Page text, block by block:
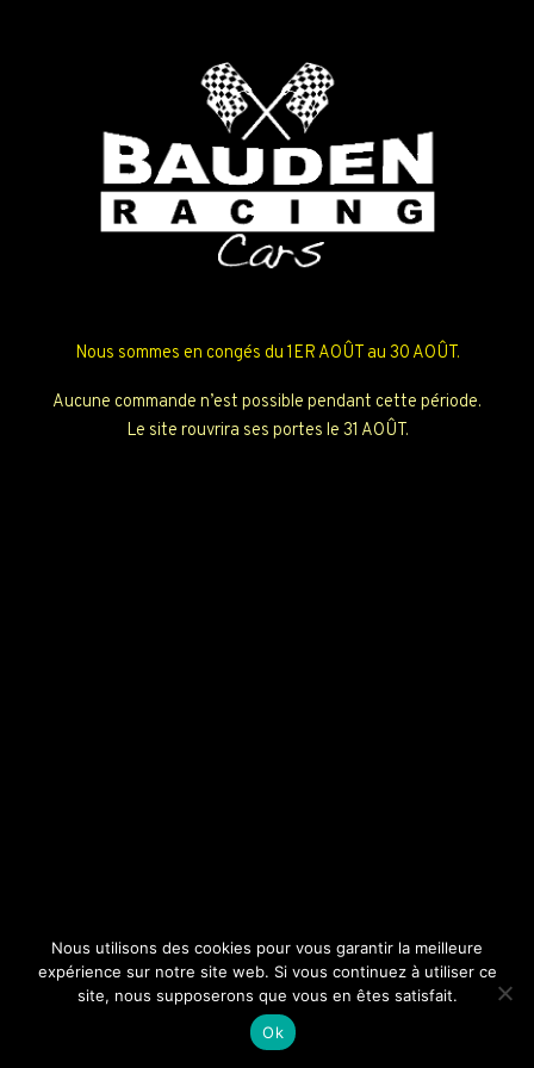
Nous sommes en congés du 1ER AOÛT au 30 AOÛT.
Aucune commande n’est possible pendant cette période.
Le site rouvrira ses portes le 31 AOÛT.
Nous utilisons des cookies pour vous garantir la meilleure
expérience sur notre site web. Si vous continuez à utiliser ce
site, nous supposerons que vous en êtes satisfait.
Ok